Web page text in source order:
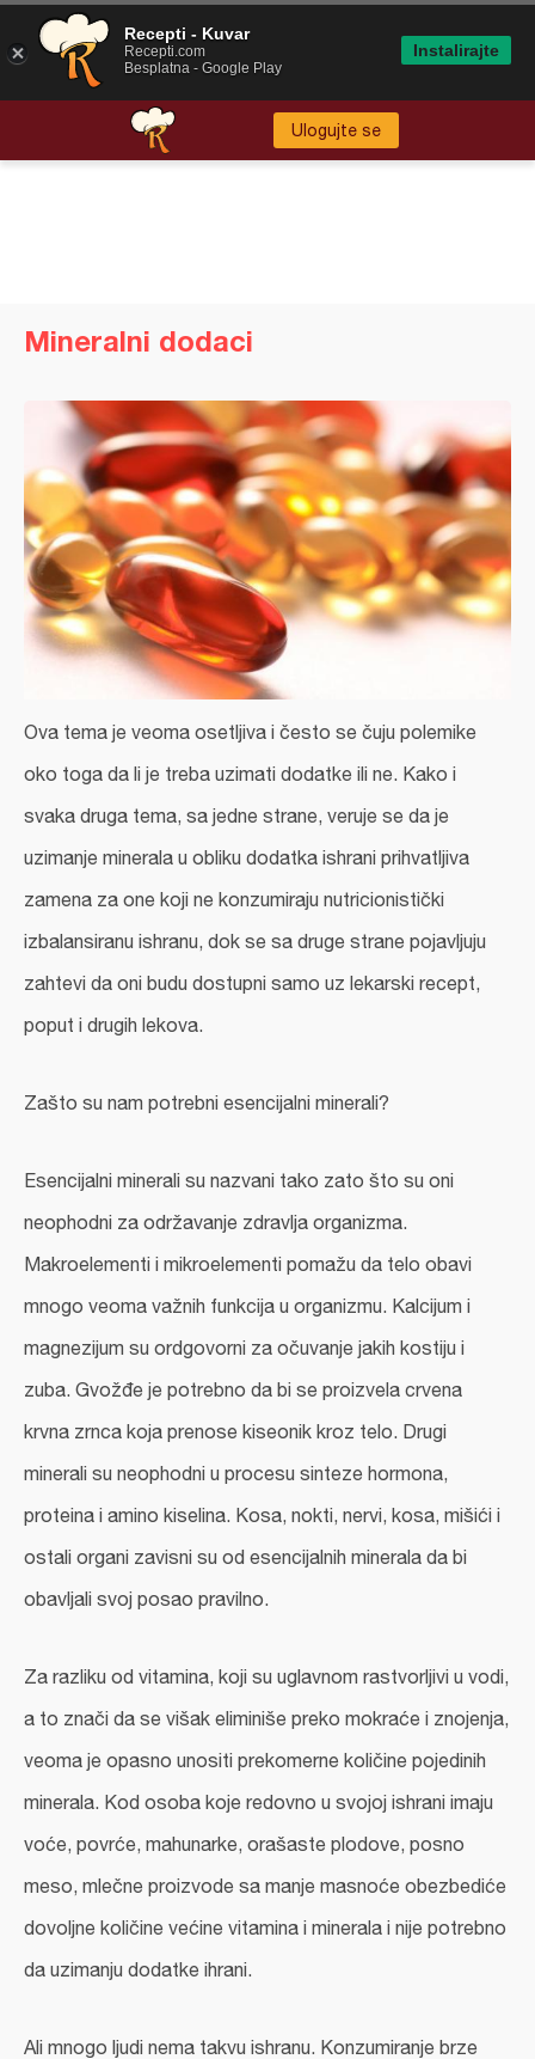
Ulogujte se
Mineralni dodaci
Ova tema je veoma osetljiva i često se čuju polemike
oko toga da li je treba uzimati dodatke ili ne. Kako i
svaka druga tema, sa jedne strane, veruje se da je
uzimanje minerala u obliku dodatka ishrani prihvatljiva
zamena za one koji ne konzumiraju nutricionistički
izbalansiranu ishranu, dok se sa druge strane pojavljuju
zahtevi da oni budu dostupni samo uz lekarski recept,
poput i drugih lekova.
Zašto su nam potrebni esencijalni minerali?
Esencijalni minerali su nazvani tako zato što su oni
neophodni za održavanje zdravlja organizma.
Makroelementi i mikroelementi pomažu da telo obavi
mnogo veoma važnih funkcija u organizmu. Kalcijum i
magnezijum su ordgovorni za očuvanje jakih kostiju i
zuba. Gvožđe je potrebno da bi se proizvela crvena
krvna zrnca koja prenose kiseonik kroz telo. Drugi
minerali su neophodni u procesu sinteze hormona,
proteina i amino kiselina. Kosa, nokti, nervi, kosa, mišići i
ostali organi zavisni su od esencijalnih minerala da bi
obavljali svoj posao pravilno.
Za razliku od vitamina, koji su uglavnom rastvorljivi u vodi,
a to znači da se višak eliminiše preko mokraće i znojenja,
veoma je opasno unositi prekomerne količine pojedinih
minerala. Kod osoba koje redovno u svojoj ishrani imaju
voće, povrće, mahunarke, orašaste plodove, posno
meso, mlečne proizvode sa manje masnoće obezbediće
dovoljne količine većine vitamina i minerala i nije potrebno
da uzimanju dodatke ihrani.
Ali mnogo ljudi nema takvu ishranu. Konzumiranje brze
Recepti - Kuvar
Recepti.com
Besplatna - Google Play
Instalirajte